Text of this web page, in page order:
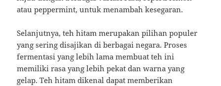
atau peppermint, untuk menambah kesegaran.
Selanjutnya, teh hitam merupakan pilihan populer
yang sering disajikan di berbagai negara. Proses
fermentasi yang lebih lama membuat teh ini
memiliki rasa yang lebih pekat dan warna yang
gelap. Teh hitam dikenal dapat memberikan